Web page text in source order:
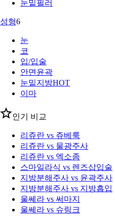
눈밑필러
성형6
눈
코
입/입술
안면윤곽
눈밑지방HOT
이마
인기 비교
리쥬란 vs 쥬베룩
리쥬란 vs 물광주사
리쥬란 vs 엑소좀
스마일라식 vs 렌즈삽입술
지방분해주사 vs 윤곽주사
지방분해주사 vs 지방흡입
울쎄라 vs 써마지
울쎄라 vs 슈링크